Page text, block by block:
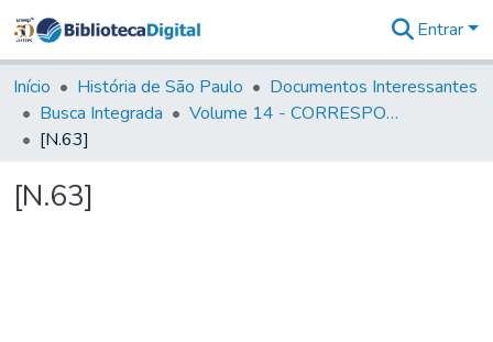
&
Coleções
Tudo na
Entrar
Início História de São Paulo
Documentos Interessantes
Busca Integrada
Volume 14 - CORRESPONDENCIAS DIVERSAS
[N.63]
[N.63]